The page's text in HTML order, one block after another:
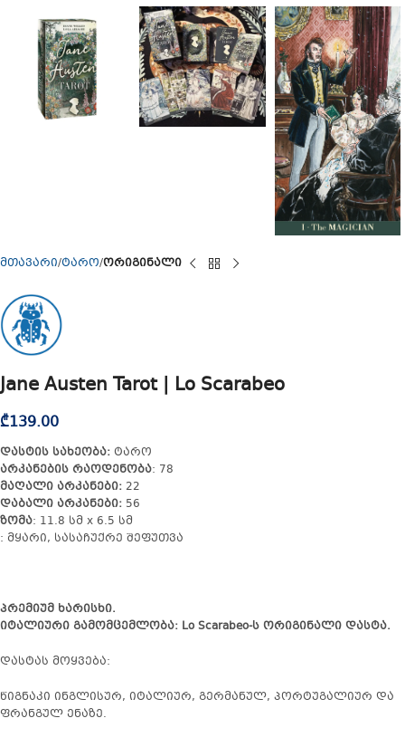
მთავარი ტარო ორიგინალი
Jane Austen Tarot | Lo Scarabeo
₾139.00
დასტის სახეობა: ტარო
არკანების რაოდენობა: 78
მაღალი არკანები: 22
დაბალი არკანები: 56
ზომა: 11.8 სმ x 6.5 სმ
: მყარი, სასაჩუქრე შეფუთვა
პრემიუმ ხარისხი.
იტალიური გამომცემლობა: Lo Scarabeo-ს ორიგინალი დასტა.
დასტას მოყვება:
წიგნაკი ინგლისურ, იტალიურ, გერმანულ, პორტუგალიურ და
ფრანგულ ენაზე.